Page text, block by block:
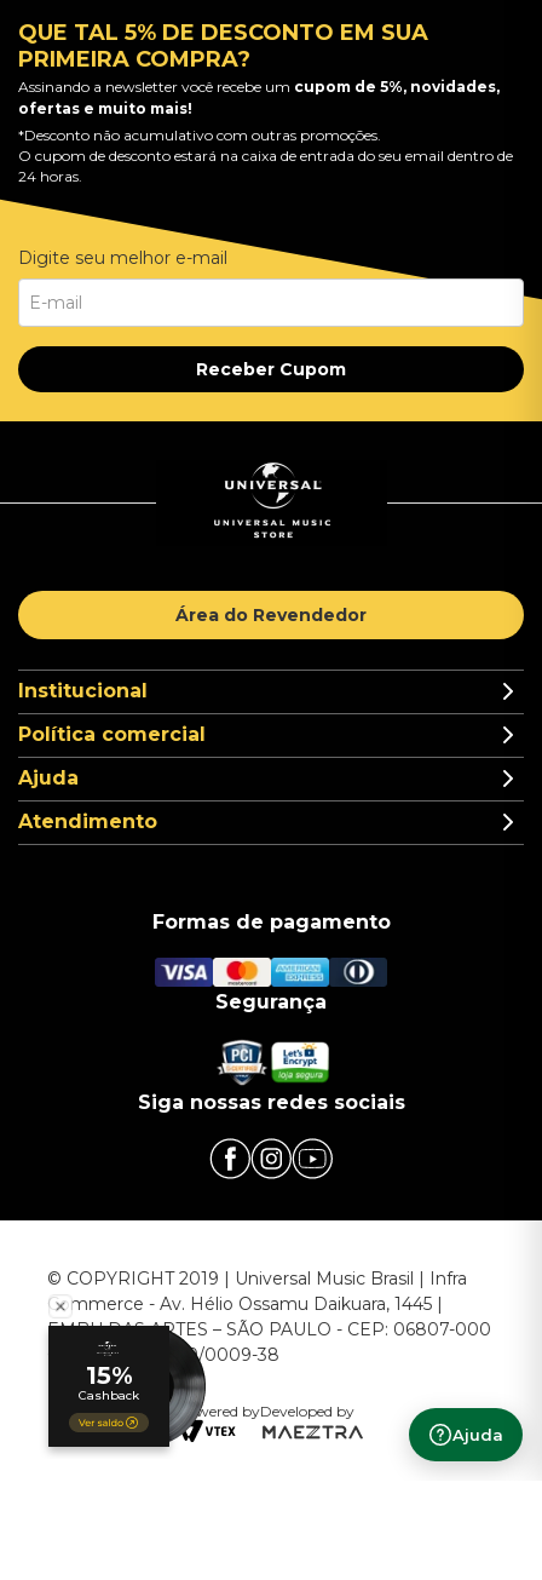
Ajuda
QUE TAL 5% DE DESCONTO EM SUA
PRIMEIRA COMPRA?
Assinando a newsletter você recebe um cupom de 5%, novidades,
ofertas e muito mais!
*Desconto não acumulativo com outras promoções.
O cupom de desconto estará na caixa de entrada do seu email dentro de
24 horas.
Digite seu melhor e-mail
Receber Cupom
Área do Revendedor
Institucional
Política comercial
Ajuda
Atendimento
Formas de pagamento
Segurança
Siga nossas redes sociais
© COPYRIGHT 2019 | Universal Music Brasil | Infra
Commerce - Av. Hélio Ossamu Daikuara, 1445 |
EMBU DAS ARTES – SÃO PAULO - CEP: 06807-000
CNPJ: 00.952.789/0009-38
Powered byDeveloped by